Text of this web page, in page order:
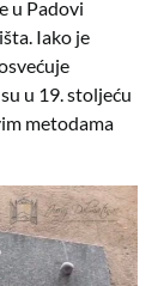
u Padovi
Iako je
u 19. stoljeću
metodama